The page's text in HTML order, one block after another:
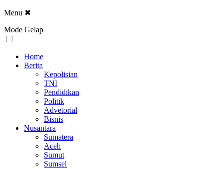
Menu ✖
Mode Gelap
Home
Berita
Kepolisian
TNI
Pendidikan
Politik
Advetorial
Bisnis
Nusantara
Sumatera
Aceh
Sumut
Sumsel